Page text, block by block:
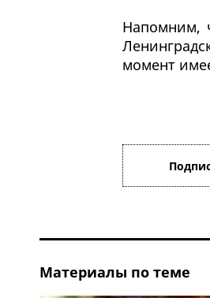
Напомним,
момент
Материалы по теме